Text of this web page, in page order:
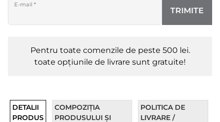
E-mail*
TRIMITE
Pentru toate comenzile de peste 500 lei.
toate opțiunile de livrare sunt gratuite!
DETALII
PRODUS
COMPOZIȚIA
PRODUSULUI ȘI
POLITICA DE
LIVRARE /